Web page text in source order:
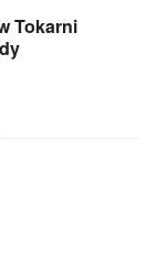
Tokarni